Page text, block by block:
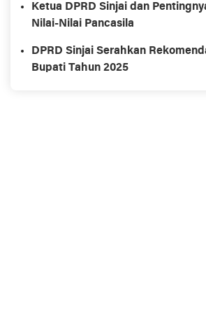
Ketua DPRD Sinjai dan
Nilai-Nilai Pancasila
DPRD Sinjai Serahkan
Bupati Tahun 2025